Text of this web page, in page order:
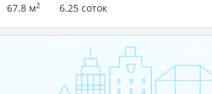
67.8 м2 6.25 соток